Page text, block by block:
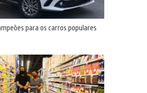
para os carros populares